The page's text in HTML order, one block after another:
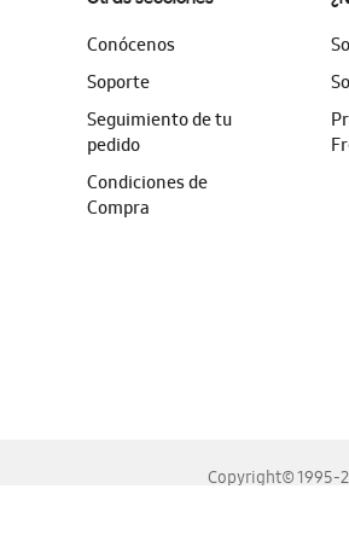
Conócenos
Soporte
Seguimiento de tu
pedido
Condiciones de
Compra
Copyright© 1995-